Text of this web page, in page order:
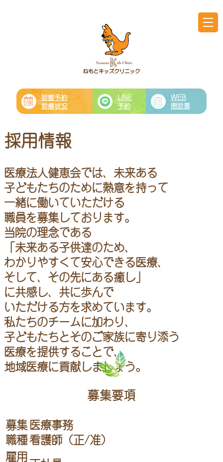
診察予約
診療状況
LINE
予約
WEB
問診票
採用情報
医療法人健恵会では、未来ある
子どもたちのために熱意を持って
一緒に働いていただける
職員を募集しております。
当院の理念である
「未来ある子供達のため、
わかりやすくて安心できる医療、
そして、その先にある癒し」
に共感し、共に歩んで
いただける方を求めています。
私たちのチームに加わり、
子どもたちとそのご家族に寄り添う
医療を提供することで、
地域医療に貢献しましょう。
募集要項
募集
職種
医療事務
看護師（正/准）
雇用